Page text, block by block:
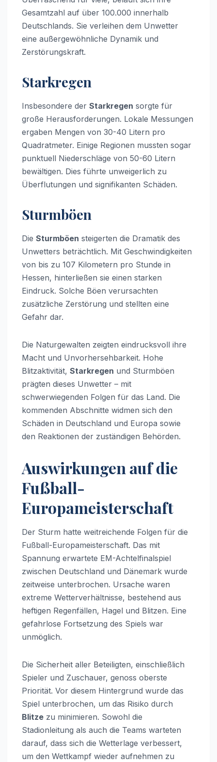
Gesamtzahl auf über 100.000 innerhalb
Deutschlands. Sie verleihen dem Unwetter
eine außergewöhnliche Dynamik und
Zerstörungskraft.
Starkregen
Insbesondere der Starkregen sorgte für
große Herausforderungen. Lokale Messungen
ergaben Mengen von 30-40 Litern pro
Quadratmeter. Einige Regionen mussten sogar
punktuell Niederschläge von 50-60 Litern
bewältigen. Dies führte unweigerlich zu
Überflutungen und signifikanten Schäden.
Sturmböen
Die Sturmböen steigerten die Dramatik des
Unwetters beträchtlich. Mit Geschwindigkeiten
von bis zu 107 Kilometern pro Stunde in
Hessen, hinterließen sie einen starken
Eindruck. Solche Böen verursachten
zusätzliche Zerstörung und stellten eine
Gefahr dar.
Die Naturgewalten zeigten eindrucksvoll ihre
Macht und Unvorhersehbarkeit. Hohe
Blitzaktivität, Starkregen und Sturmböen
prägten dieses Unwetter – mit
schwerwiegenden Folgen für das Land. Die
kommenden Abschnitte widmen sich den
Schäden in Deutschland und Europa sowie
den Reaktionen der zuständigen Behörden.
Auswirkungen auf die
Fußball-
Europameisterschaft
Der Sturm hatte weitreichende Folgen für die
Fußball-Europameisterschaft. Das mit
Spannung erwartete EM-Achtelfinalspiel
zwischen Deutschland und Dänemark wurde
zeitweise unterbrochen. Ursache waren
extreme Wetterverhältnisse, bestehend aus
heftigen Regenfällen, Hagel und Blitzen. Eine
gefahrlose Fortsetzung des Spiels war
unmöglich.
Die Sicherheit aller Beteiligten, einschließlich
Spieler und Zuschauer, genoss oberste
Priorität. Vor diesem Hintergrund wurde das
Spiel unterbrochen, um das Risiko durch
Blitze zu minimieren. Sowohl die
Stadionleitung als auch die Teams warteten
darauf, dass sich die Wetterlage verbessert,
um den Wettkampf wieder aufnehmen zu